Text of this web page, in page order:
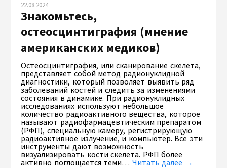
22.08.2024
Знакомьтесь,
остеосцинтиграфия (мнение
американских медиков)
Остеосцинтиграфия, или сканирование скелета,
представляет собой метод радионуклидной
диагностики, который позволяет выявить ряд
заболеваний костей и следить за изменениями
состояния в динамике. При радионуклидных
исследованиях используют небольшое
количество радиоактивного вещества, которое
называют радиофармацевтическим препаратом
(РФП), специальную камеру, регистрирующую
радиоактивное излучение, и компьютер. Все эти
инструменты дают возможность
визуализировать кости скелета. РФП более
активно поглощается теми… Читать далее →